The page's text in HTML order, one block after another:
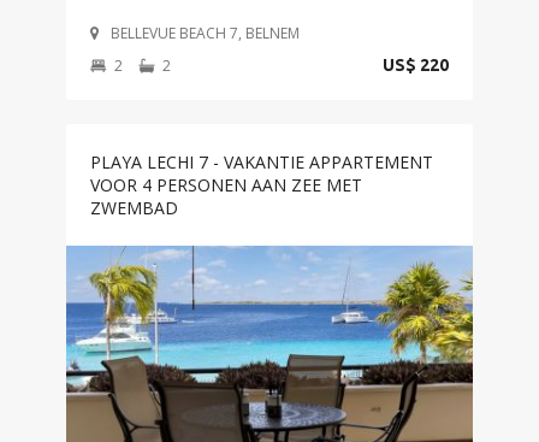
BELLEVUE BEACH 7, BELNEM
2
2 US$ 220
PLAYA LECHI 7 - VAKANTIE APPARTEMENT
VOOR 4 PERSONEN AAN ZEE MET
ZWEMBAD